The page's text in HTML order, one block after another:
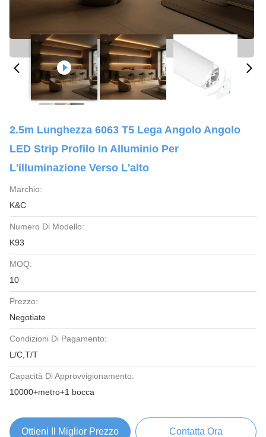
2.5m Lunghezza 6063 T5 Lega Angolo Angolo
LED Strip Profilo In Alluminio Per
L'illuminazione Verso L'alto
Marchio:
K&C
Numero Di Modello:
K93
MOQ:
10
Prezzo:
Negotiate
Condizioni Di Pagamento:
L/C,T/T
Capacità Di Approvvigionamento:
10000+metro+1 bocca
Ottieni Il Miglior Prezzo Contatta Ora